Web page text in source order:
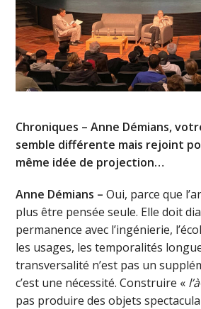
Chroniques – Anne Démians,
semble différente mais rejoint
même idée de projection…
Anne Démians – Oui, parce que
plus être pensée seule. Elle doit
permanence avec l’ingénierie,
les usages, les temporalités
transversalité n’est pas un
c’est une nécessité. Construire «
pas produire des objets